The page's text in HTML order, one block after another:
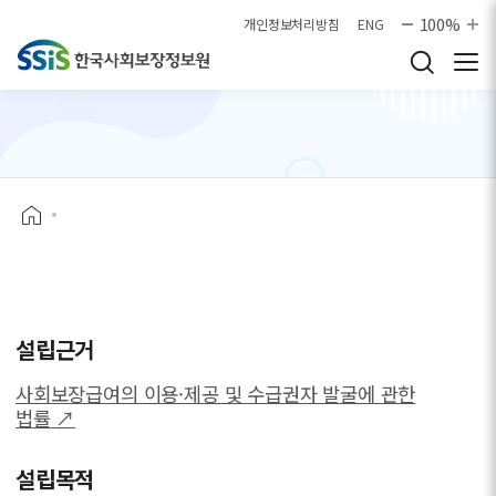
개인정보처리방침 ENG 100%
설립근거
사회보장급여의 이용·제공 및 수급권자 발굴에 관한
법률 ↗
설립목적